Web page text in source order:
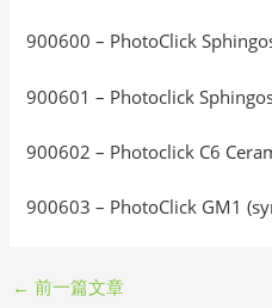
900600 – PhotoClick
900601 – Photoclick
900602 – Photoclick C6
900603 – PhotoClick GM1
← 前一篇文章